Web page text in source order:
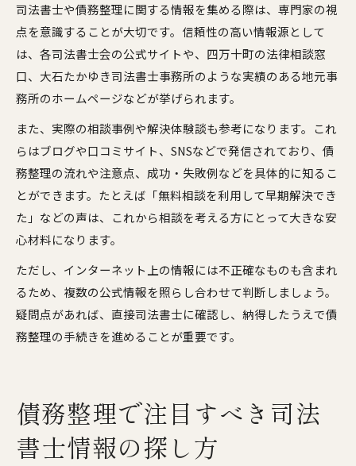
司法書士や債務整理に関する情報を集める際は、専門家の視
点を意識することが大切です。信頼性の高い情報源として
は、各司法書士会の公式サイトや、四万十町の法律相談窓
口、大石たかゆき司法書士事務所のような実績のある地元事
務所のホームページなどが挙げられます。
また、実際の相談事例や解決体験談も参考になります。これ
らはブログや口コミサイト、SNSなどで発信されており、債
務整理の流れや注意点、成功・失敗例などを具体的に知るこ
とができます。たとえば「無料相談を利用して早期解決でき
た」などの声は、これから相談を考える方にとって大きな安
心材料になります。
ただし、インターネット上の情報には不正確なものも含まれ
るため、複数の公式情報を照らし合わせて判断しましょう。
疑問点があれば、直接司法書士に確認し、納得したうえで債
務整理の手続きを進めることが重要です。
債務整理で注目すべき司法
書士情報の探し方